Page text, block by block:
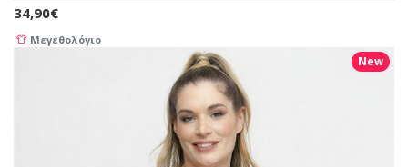
34,90€
Μεγεθολόγιο
New